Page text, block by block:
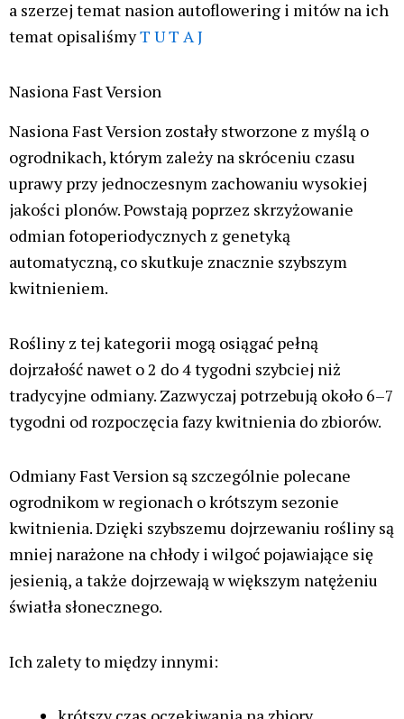
etapów planowania uprawy, a często najważniejszy.
Od tej decyzji zależy zarówno przebieg całego
jakości oraz ilości plonów.
Ostatnio popularne
MMA: Polak wygrał walkę, po czym wyciągnął jointa i go
odpalił, tak Bartłomiej Skowyra celebrował zwycięstwo
Kraków: Właściciel marki 4EASE zatrzymany za 800 kg
podwójna rejestracja i co to oznacza dla pacjentów
Tajlandia ma coraz większe problemy z przemytem zioła,
inne kraje naciskają na zmiany przepisów
Stonerchef – edukacja czy szkodliwe treści?
Duże znaczenie ma również sposób prowadzenia
uprawy. W chłodniejszych regionach dobrze
sprawdzają się odmiany Fast Version, które szybciej
dojrzewają i są bardziej odporne na zmienne
warunki atmosferyczne. W cieplejszym klimacie
można pozwolić sobie na odmiany o dłuższym
czynniki jak wysokość rośliny czy jej zdolność